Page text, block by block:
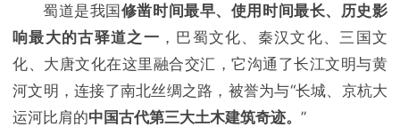
蜀道是我国修凿时间最早、使用时间最长、历史影
响最大的古驿道之一 ，巴蜀文化、秦汉文化、三国文
化、大唐文化在这里融合交汇，它沟通了长江文明与黄
河文明，连接了南北丝绸之路，被誉为与“长城、京杭大
运河比肩的中国古代第三大土木建筑奇迹。 ”